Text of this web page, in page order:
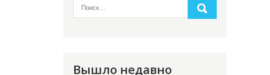
Вышло недавно